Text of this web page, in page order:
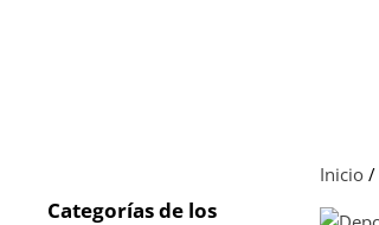
Inicio/
Categorías de los